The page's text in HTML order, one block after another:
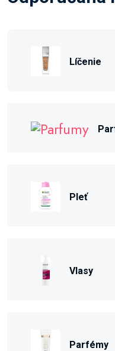
Líčenie
Pleť
Vlasy
Parfémy